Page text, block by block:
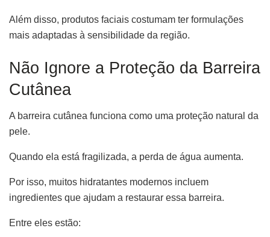
Além disso, produtos faciais costumam ter formulações
mais adaptadas à sensibilidade da região.
Não Ignore a Proteção da Barreira
Cutânea
A barreira cutânea funciona como uma proteção natural da
pele.
Quando ela está fragilizada, a perda de água aumenta.
Por isso, muitos hidratantes modernos incluem
ingredientes que ajudam a restaurar essa barreira.
Entre eles estão: